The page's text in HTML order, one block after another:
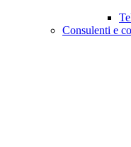
Consulenti e